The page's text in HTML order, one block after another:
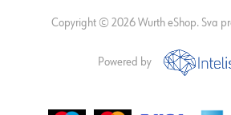
Copyright © 2026 Wurth eShop. Sva
Powered by